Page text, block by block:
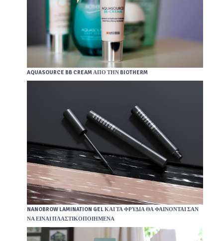
AQUASOURCE BB CREAM ΑΠΌ ΤΗΝ BIOTHERM
NANOBROW LAMINATION GEL ΚΑΙ ΤΑ ΦΡΎΔΙΑ ΘΑ ΦΑΊΝΟΝΤΑΙ ΣΑΝ
ΝΑ ΕΊΝΑΙ ΠΛΑΣΤΙΚΟΠΟΙΗΜΈΝΑ